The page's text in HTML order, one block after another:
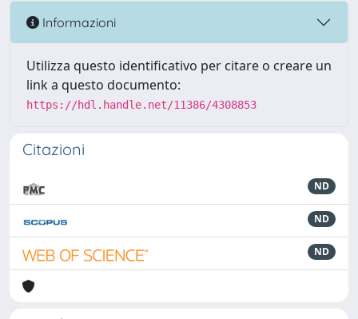
Informazioni
Utilizza questo identificativo per citare o creare un
link a questo documento:
https://hdl.handle.net/11386/4308853
Citazioni
ND
ND
ND